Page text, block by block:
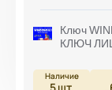
Ключ
КЛЮЧ